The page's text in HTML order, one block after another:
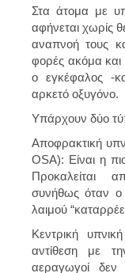
Στα άτομα με
αφήνεται χωρίς
αναπνοή τους
φορές ακόμα και
ο εγκέφαλος -
αρκετό οξυγόνο.
Υπάρχουν δύο
Αποφρακτική
OSA): Είναι η
Προκαλείται
συνήθως όταν ο
λαιμού
Κεντρική
αντίθεση με
αεραγωγοί